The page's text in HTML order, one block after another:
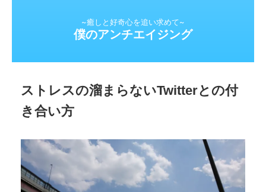
~癒しと好奇心を追い求めて~
僕のアンチエイジング
ストレスの溜まらないTwitterとの付
き合い方